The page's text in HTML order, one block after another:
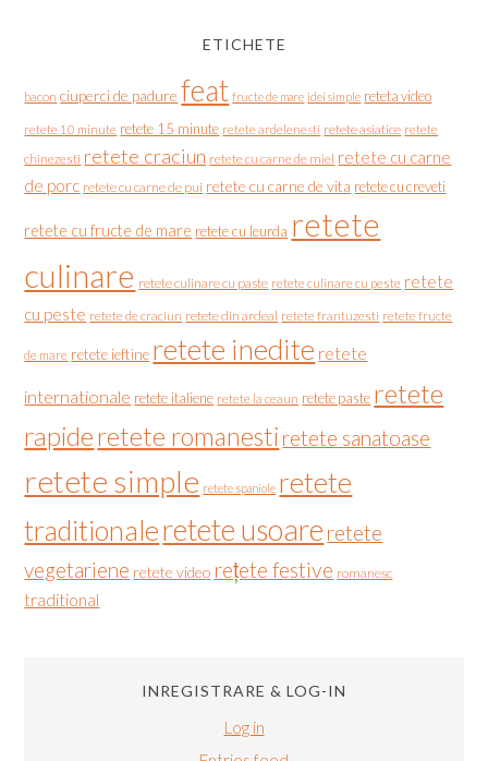
ETICHETE
bacon ciuperci de padure feat fructe de mare idei simple reteta video
retete 10 minute retete 15 minute retete ardelenesti retete asiatice retete
chinezesti retete craciun retete cu carne de miel retete cu carne
de porc retete cu carne de pui retete cu carne de vita retete cu creveti
retete cu fructe de mare retete cu leurda retete
culinare retete culinare cu paste retete culinare cu peste retete
cu peste retete de craciun retete din ardeal retete frantuzesti retete fructe
de mare retete ieftine retete inedite retete
internationale retete italiene retete la ceaun retete paste retete
rapideretete romanesti retete sanatoase
retete simple retete spaniole retete
traditionaleretete usoare retete
vegetariene retete video rețete festive romanesc
traditional
INREGISTRARE & LOG-IN
Log in